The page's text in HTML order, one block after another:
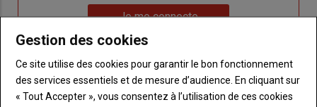
nouveau
votre
de
passe"
me
connecte"
Je me connecte
Sous-
titre
Vous n'êtes pas abonné(e)
Gestion des cookies
Ce site utilise des cookies pour garantir le bon fonctionnement
des services essentiels et de mesure d’audience. En cliquant sur
« Tout Accepter », vous consentez à l’utilisation de ces cookies